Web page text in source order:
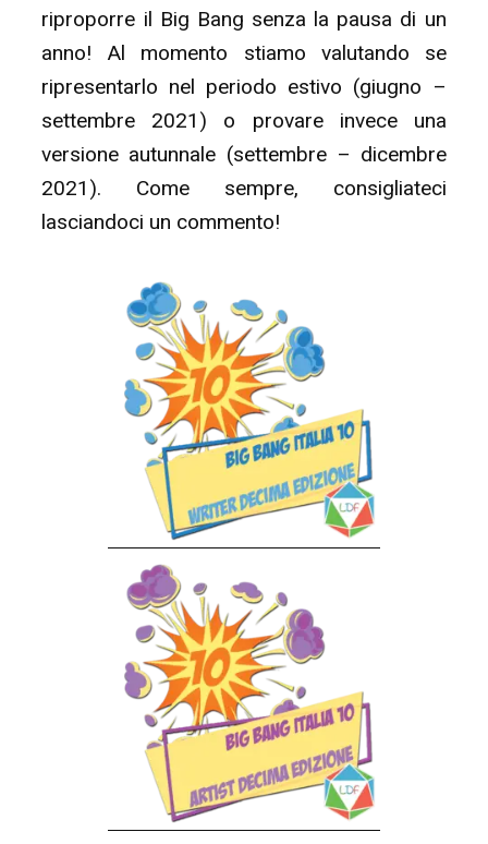
riproporre il Big Bang senza la pausa di un
anno! Al momento stiamo valutando se
ripresentarlo nel periodo estivo (giugno –
settembre 2021) o provare invece una
versione autunnale (settembre – dicembre
2021). Come sempre, consigliateci
lasciandoci un commento!